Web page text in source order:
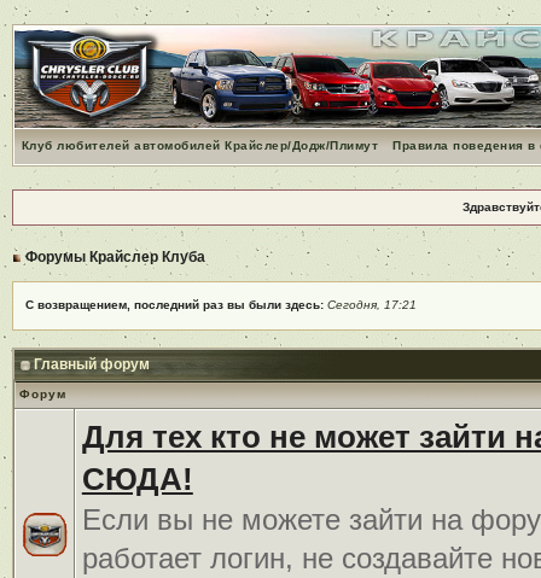
Клуб любителей автомобилей Крайслер/Додж/Плимут Правила поведения
Форумы Крайслер Клуба
С возвращением, последний раз вы были здесь: Сегодня, 17:21
Главный форум
Форум
Для тех кто не может зайти
СЮДА!
Если вы не можете зайти на
работает логин, не создавайте